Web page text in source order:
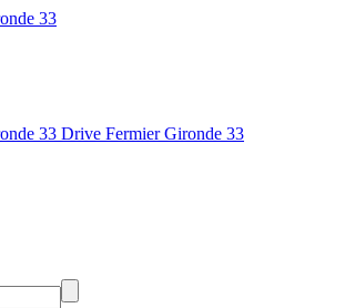
Drive Fermier Gironde 33